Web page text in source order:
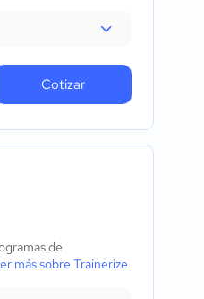
Cotizar
de
más sobre Trainerize